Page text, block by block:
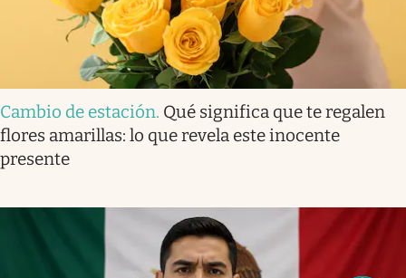
Cambio de estación. Qué significa que te regalen
flores amarillas: lo que revela este inocente
presente